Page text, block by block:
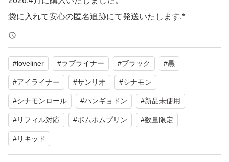
袋に入れて安心の匿名追跡にて発送いたします.*
お値下げはご遠慮くださいませ。
迅速な発送を心がけております！
ご活用いただける方
どうぞよろしくお願いいたします。855
#loveliner #ラブライナー #ブラック #黒
#アイライナー #サンリオ #シナモン
#シナモンロール #ハンギョドン #新品未使用
#リフィル対応 #ポムポムプリン #数量限定
#リキッド